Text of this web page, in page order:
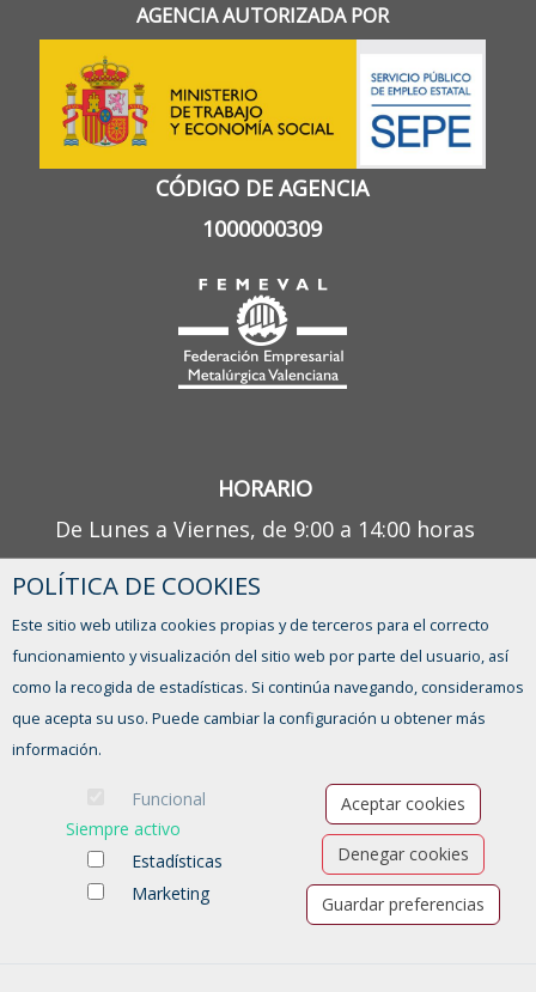
AGENCIA AUTORIZADA POR
CÓDIGO DE AGENCIA
1000000309
HORARIO
De Lunes a Viernes, de 9:00 a 14:00 horas
¿TIENES ALGUNA DUDA?
POLÍTICA DE COOKIES
Este sitio web utiliza cookies propias y de terceros para el correcto
funcionamiento y visualización del sitio web por parte del usuario, así
como la recogida de estadísticas. Si continúa navegando, consideramos
que acepta su uso. Puede cambiar la configuración u obtener más
información.
Funcional
Siempre activo
Estadísticas
Marketing
Aceptar cookies
Denegar cookies
Guardar preferencias